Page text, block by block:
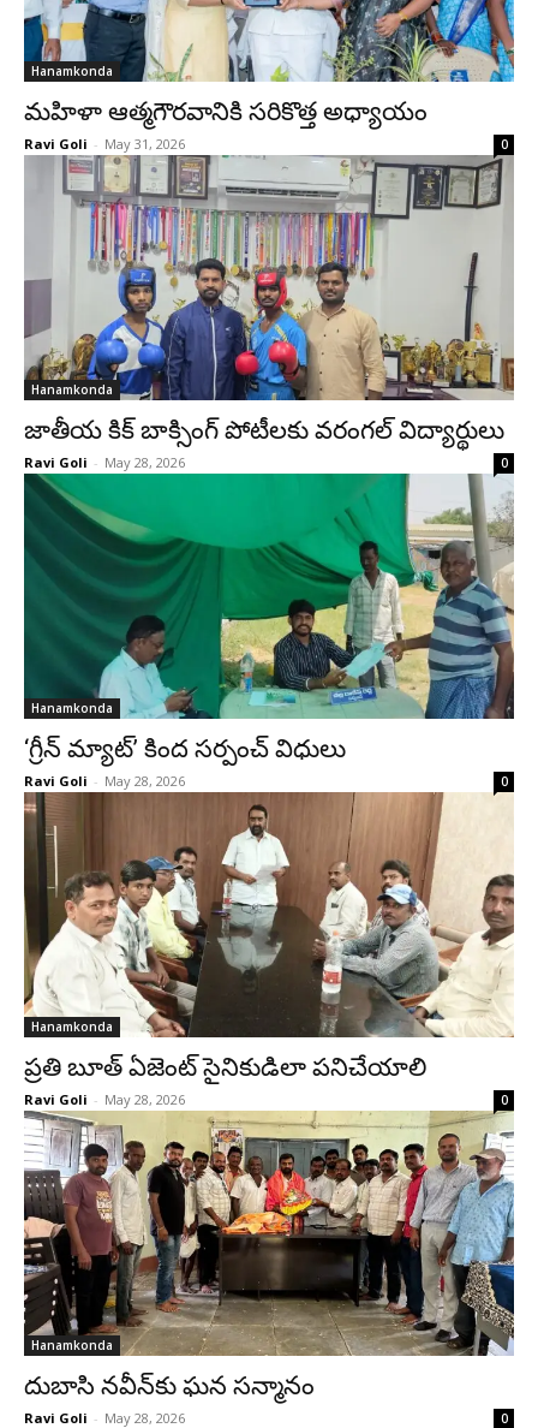
Hanamkonda
మహిళా ఆత్మగౌరవానికి సరికొత్త అధ్యాయం
Ravi Goli - May 31, 2026 0
Hanamkonda
జాతీయ కిక్ బాక్సింగ్ పోటీలకు వరంగల్ విద్యార్థులు
Ravi Goli - May 28, 2026 0
Hanamkonda
‘గ్రీన్ మ్యాట్’ కింద సర్పంచ్ విధులు
Ravi Goli - May 28, 2026 0
Hanamkonda
ప్రతి బూత్ ఏజెంట్ సైనికుడిలా పనిచేయాలి
Ravi Goli - May 28, 2026 0
Hanamkonda
దుబాసి నవీన్‌కు ఘన సన్మానం
Ravi Goli - May 28, 2026 0